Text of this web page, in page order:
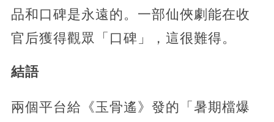
品和口碑是永遠的。一部仙俠劇能在收
官后獲得觀眾「口碑」，這很難得。
結語
兩個平台給《玉骨遙》發的「暑期檔爆